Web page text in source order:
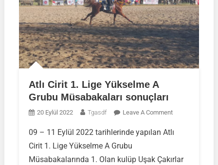
Atlı Cirit 1. Lige Yükselme A
Grubu Müsabakaları sonuçları
20 Eylül 2022 Tgasdf Leave A CommentOn
Cirit
Lige
09 – 11 Eylül 2022 tarihlerinde yapılan Atlı
Cirit 1. Lige Yükselme A Grubu
Müsabakalarında 1. Olan kulüp Uşak Çakırlar